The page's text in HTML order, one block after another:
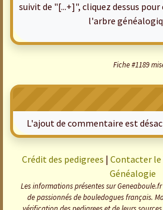
suivit de "[...+]", cliquez dessus
l'arbre
Fiche #1189
L'ajout de commentaire est
Crédit des pedigrees | Contacter
Généalogie
Les informations présentes sur
de passionnés de bouledogues français.